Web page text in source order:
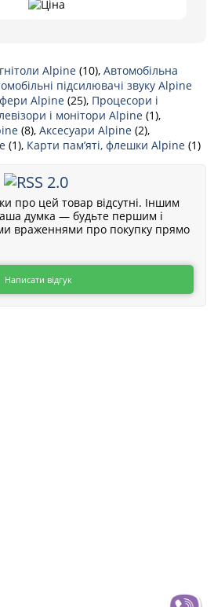
Alpine (10), Автомобільна
підсилювачі звуку Alpine
Alpine (25), Процесори і
і монітори Alpine (1),
(8), Аксесуари Alpine (2),
(1), Карти пам’яті, флешки Alpine (1)
про цей товар відсутні. Іншим
думка — будьте першим і
враженнями про покупку прямо
Написати відгук